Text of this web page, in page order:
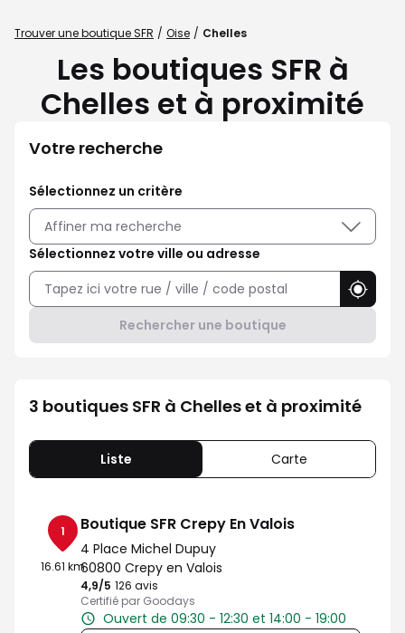
Trouver une boutique SFR Oise Chelles
Les boutiques SFR à
Chelles et à proximité
Votre recherche
Sélectionnez un critère
Affiner ma recherche
Sélectionnez votre ville ou adresse
Rechercher une boutique
3 boutiques SFR à Chelles et à proximité
Liste Carte
1
16.61 km
Boutique SFR Crepy En Valois
4 Place Michel Dupuy
60800 Crepy en Valois
4,9/5 Note de 4.9 sur 5
126 avis
Certifié par Goodays
Ouvert de 09:30 - 12:30 et 14:00 - 19:00